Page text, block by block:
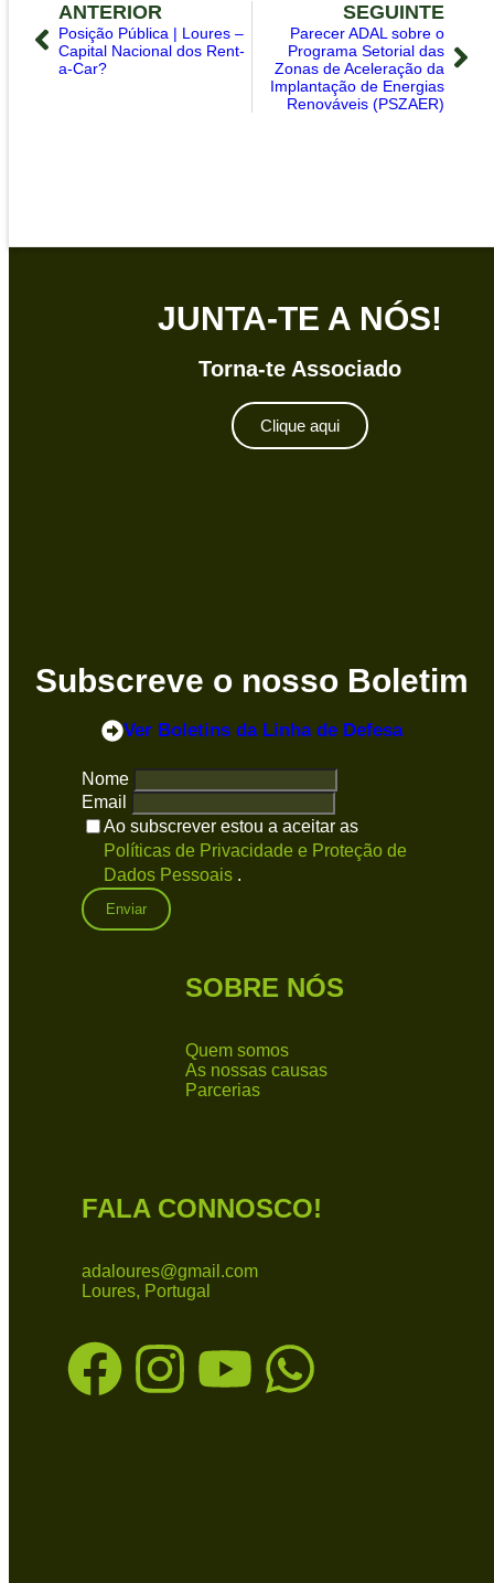
ANTERIOR
Posição Pública | Loures –
Capital Nacional dos Rent-
a-Car?
SEGUINTE
Parecer ADAL sobre o
Programa Setorial das
Zonas de Aceleração da
Implantação de Energias
Renováveis (PSZAER)
JUNTA-TE A NÓS!
Torna-te Associado
Clique aqui
Subscreve o nosso Boletim
Ver Boletins da Linha de Defesa
Nome
Email
Ao subscrever estou a aceitar as
Políticas de Privacidade e Proteção de
Dados Pessoais .
SOBRE NÓS
Quem somos
As nossas causas
Parcerias
FALA CONNOSCO!
adaloures@gmail.com
Loures, Portugal